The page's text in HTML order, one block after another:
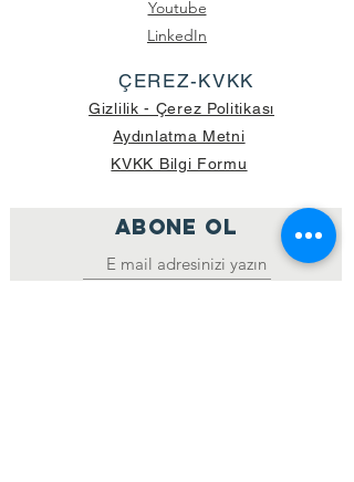
Youtube
LinkedIn
ÇEREZ-KVKK
Gizlilik - Çerez Politikası
Aydınlatma Metni
KVKK Bilgi Formu
ABONE OL